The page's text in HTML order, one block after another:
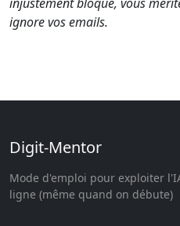
ignore vos emails.
Digit-Mentor
Mode d'emploi pour exploiter
ligne (même quand on débute)